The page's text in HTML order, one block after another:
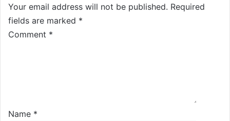
Your email address will not be published. Required
fields are marked *
Comment *
Name *